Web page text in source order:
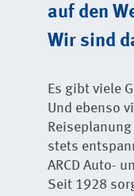
auf den
Wir sind
Es gibt viele
Und ebenso
stets
ARCD Auto-
Seit 1928